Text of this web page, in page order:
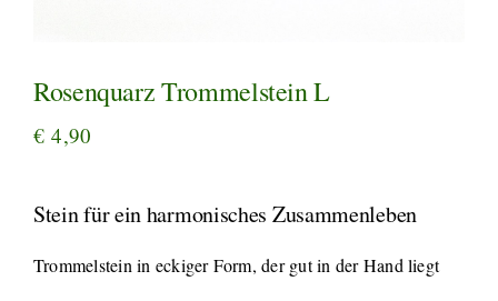
Rosenquarz Trommelstein L
€ 4,90
Stein für ein harmonisches Zusammenleben
Trommelstein in eckiger Form, der gut in der Hand liegt